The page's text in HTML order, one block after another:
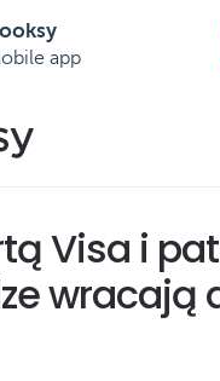
app
Visa i
wracają